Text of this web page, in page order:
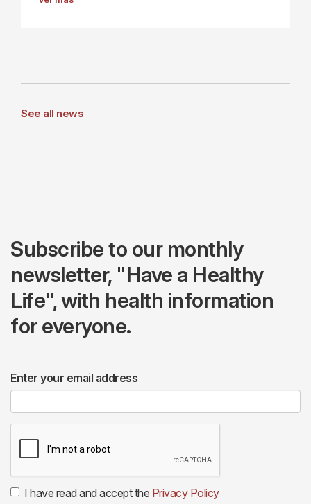
See all news
Subscribe to our monthly
newsletter, "Have a Healthy
Life", with health information
for everyone.
Enter your email address
I have read and accept the Privacy Policy